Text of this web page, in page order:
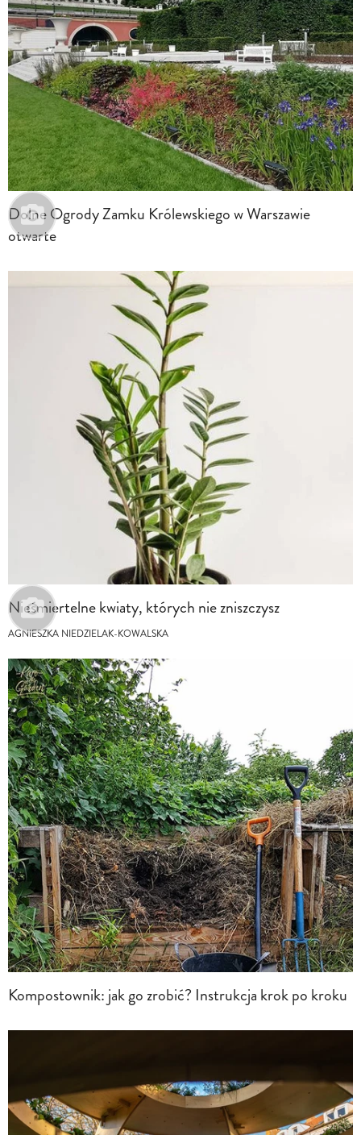
Dolne Ogrody Zamku Królewskiego w Warszawie
otwarte
Nieśmiertelne kwiaty, których nie zniszczysz
AGNIESZKA NIEDZIELAK-KOWALSKA
Kompostownik: jak go zrobić? Instrukcja krok po kroku